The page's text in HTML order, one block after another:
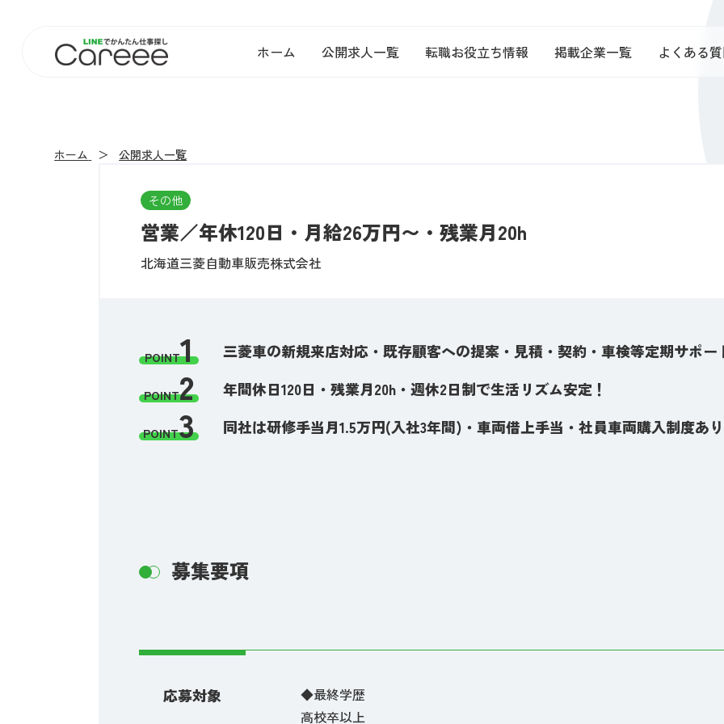
ホーム 公開求人一覧 転職お役立ち情報 掲載企業一覧 よくある
ホーム 公開求人一覧
その他
営業／年休120日・月給26万円〜・残業月20h
北海道三菱自動車販売株式会社
POINT1 三菱車の新規来店対応・既存顧客への提案・見積・契約・車検等定期サポー
POINT2 年間休日120日・残業月20h・週休2日制で生活リズム安定！
POINT3 同社は研修手当月1.5万円(入社3年間)・車両借上手当・社員車両購入制度あ
募集要項
応募対象
◆最終学歴
高校卒以上